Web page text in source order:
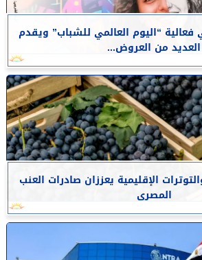
“اليوم العالمي للشباب” ويقدم
العديد من العروض...
الإقليمية يعززان صادرات العنب
المصرى